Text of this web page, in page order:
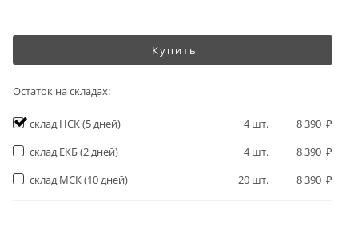
Купить
Остаток на складах:
склад НСК(5 дней) 4шт.
8 390
склад ЕКБ(2 дней) 4шт.
8 390
склад МСК(10 дней) 20 шт. 8 390